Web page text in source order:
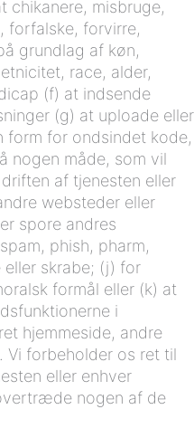
chikanere, misbruge,
forfalske, forvirre,
grundlag af køn,
race, alder,
(f) at indsende
(g) at uploade eller
form for ondsindet kode,
nogen måde, som vil
af ​​tjenesten eller
websteder eller
spore andres
phish, pharm,
skrabe; (j) for
formål eller (k) at
i
hjemmeside, andre
Vi forbeholder os ret til
eller enhver
nogen af de